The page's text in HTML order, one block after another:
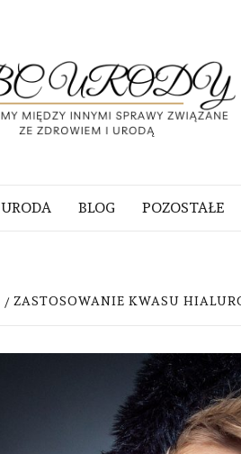
URODA BLOG POZOSTAŁE
ZASTOSOWANIE KWASU